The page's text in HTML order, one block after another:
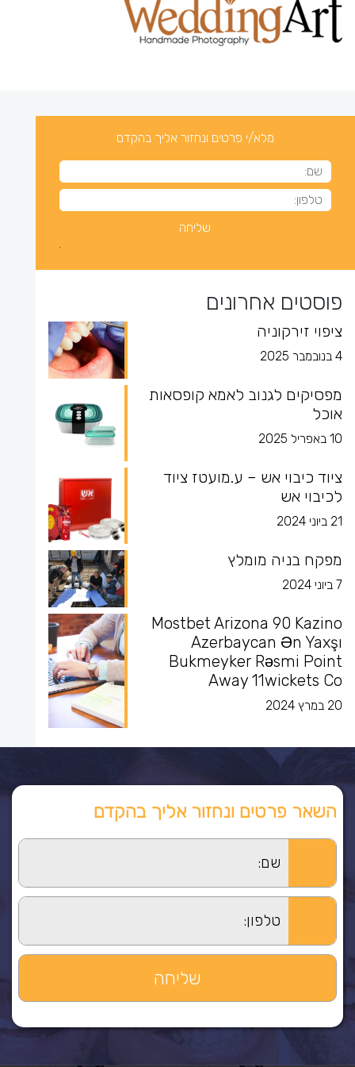
מלא/י פרטים ונחזור אליך בהקדם
פוסטים אחרונים
ציפוי זירקוניה
4 בנובמבר 2025
מפסיקים לגנוב לאמא קופסאות
אוכל
10 באפריל 2025
ציוד כיבוי אש – ע.מועטז ציוד
לכיבוי אש
21 ביוני 2024
מפקח בניה מומלץ
7 ביוני 2024
Mostbet Arizona 90 Kazino
Azerbaycan Ən Yaxşı
Bukmeyker Rəsmi Point
Away 11wickets Co
20 במרץ 2024
השאר פרטים ונחזור אליך בהקדם